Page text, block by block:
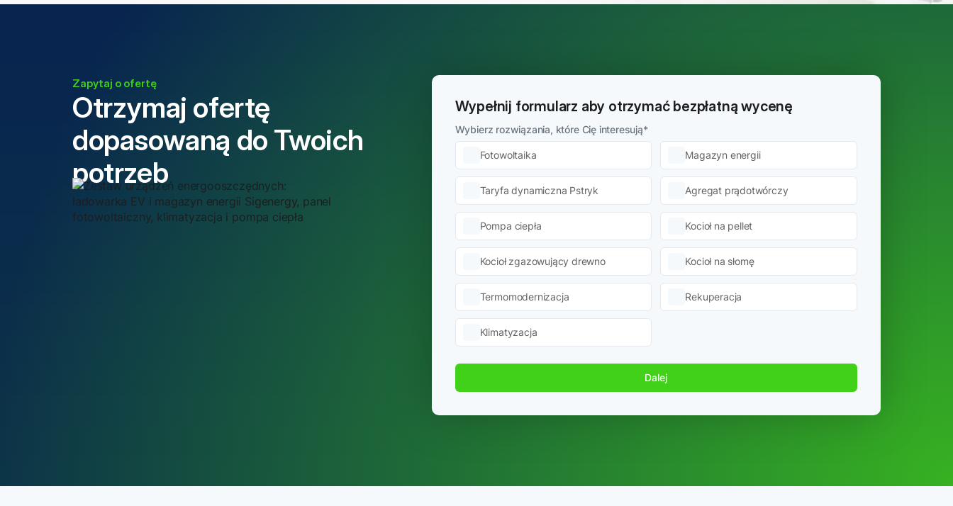
Zapytaj o ofertę
Otrzymaj ofertę
dopasowaną do Twoich
potrzeb
Wypełnij formularz aby otrzymać bezpłatną wycenę
Wybierz rozwiązania, które Cię interesują*
Fotowoltaika Magazyn energii
Taryfa dynamiczna Pstryk Agregat prądotwórczy
Pompa ciepła Kocioł na pellet
Kocioł zgazowujący drewno Kocioł na słomę
Termomodernizacja Rekuperacja
Klimatyzacja
Dalej